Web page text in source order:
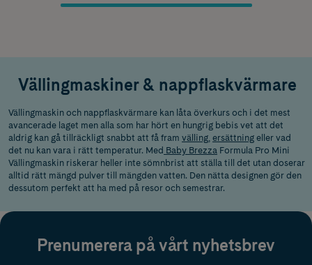
Vällingmaskiner & nappflaskvärmare
Vällingmaskin och nappflaskvärmare kan låta överkurs och i det mest
avancerade laget men alla som har hört en hungrig bebis vet att det
aldrig kan gå tillräckligt snabbt att få fram välling, ersättning eller vad
det nu kan vara i rätt temperatur. Med Baby Brezza Formula Pro Mini
Vällingmaskin riskerar heller inte sömnbrist att ställa till det utan doserar
alltid rätt mängd pulver till mängden vatten. Den nätta designen gör den
dessutom perfekt att ha med på resor och semestrar.
Prenumerera på vårt nyhetsbrev